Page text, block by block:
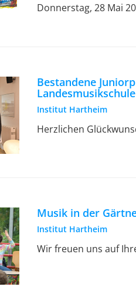
Donnerstag, 28 Mai
Bestandene
Landesmusikschule
Institut Hartheim
Herzlichen
Musik in der
Institut Hartheim
Wir freuen uns auf